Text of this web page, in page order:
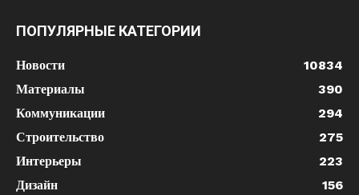
ПОПУЛЯРНЫЕ КАТЕГОРИИ
Новости
10834
Материалы
390
Коммуникации
294
Строительство
275
Интерьеры
223
Дизайн
156